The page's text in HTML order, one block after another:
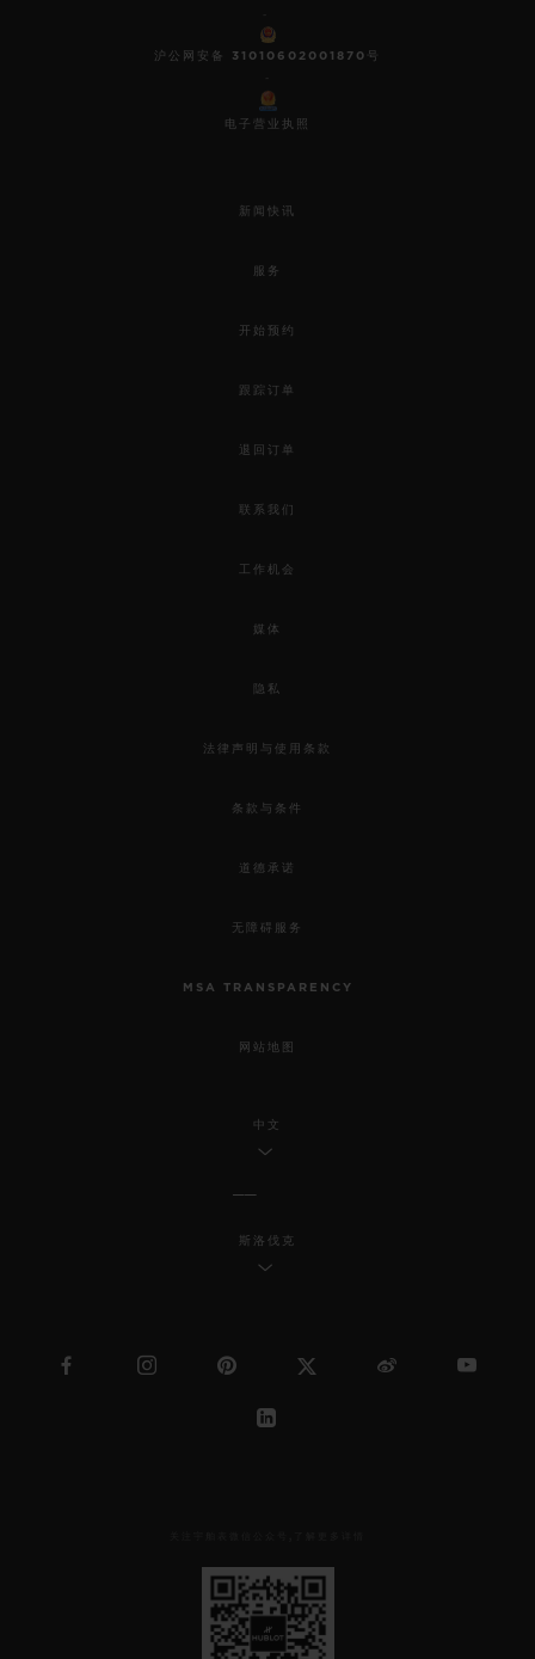
沪公网安备 31010602001870号
电子营业执照
新闻快讯
服务
开始预约
跟踪订单
退回订单
联系我们
工作机会
媒体
隐私
法律声明与使用条款
条款与条件
道德承诺
无障碍服务
MSA TRANSPARENCY
网站地图
中文
斯洛伐克
见
下
方
二
维